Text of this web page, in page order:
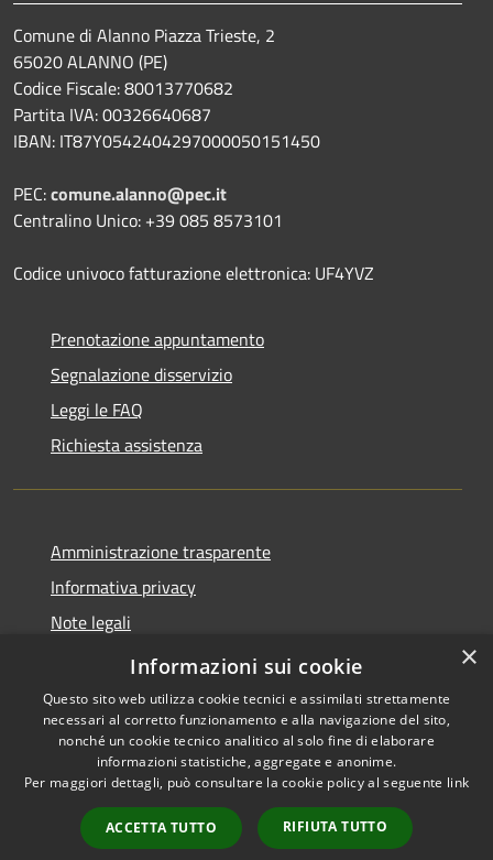
Comune di Alanno Piazza Trieste, 2
65020 ALANNO (PE)
Codice Fiscale: 80013770682
Partita IVA: 00326640687
IBAN: IT87Y0542404297000050151450
PEC:comune.alanno@pec.it
Centralino Unico: +39 085 8573101
Codice univoco fatturazione elettronica: UF4YVZ
Prenotazione appuntamento
Segnalazione disservizio
Leggi le FAQ
Richiesta assistenza
Amministrazione trasparente
Informativa privacy
Note legali
Dichiarazione di accessibilità
Accessibilità
Copyright © 2026 • Comune di
Alanno • Powered by
Municipium•
Accesso
redazione
×
Informazioni sui cookie
Questo sito web utilizza cookie tecnici e assimilati strettamente
necessari al corretto funzionamento e alla navigazione del sito,
nonché un cookie tecnico analitico al solo fine di elaborare
informazioni statistiche, aggregate e anonime.
Per maggiori dettagli, può consultare la cookie policy al seguente link
ACCETTA TUTTO RIFIUTA TUTTO